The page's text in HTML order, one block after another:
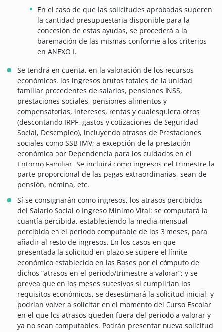
En el caso de que las solicitudes aprobadas superen
la cantidad presupuestaria disponible para la
concesión de estas ayudas, se procederá a la
baremación de las mismas conforme a los criterios
en ANEXO I.
Se tendrá en cuenta, en la valoración de los recursos
económicos, los ingresos brutos totales de la unidad
familiar procedentes de salarios, pensiones INSS,
prestaciones sociales, pensiones alimentos y
compensatorias, intereses, rentas y cualesquiera otros
(descontando IRPF, gastos y cotizaciones de Seguridad
Social, Desempleo), incluyendo atrasos de Prestaciones
sociales como SSB IMV; a excepción de la prestación
económica por Dependencia para los cuidados en el
Entorno Familiar. Se incluirá como ingresos del trimestre la
parte proporcional de las pagas extraordinarias, sean de
pensión, nómina, etc.
Sí se consignarán como ingresos, los atrasos percibidos
del Salario Social o Ingreso Mínimo Vital: se computará la
cuantía percibida, estableciendo la media mensual
percibida en el periodo computable de los 3 meses, para
añadir al resto de ingresos. En los casos en que
presentada la solicitud en plazo se supere el límite
económico establecido en las Bases por el cómputo de
dichos “atrasos en el periodo/trimestre a valorar”; y se
prevea que en los meses sucesivos sí cumplirían los
requisitos económicos, se desestimará la solicitud inicial, y
podrían volver a solicitar en el momento del Curso Escolar
en el que los atrasos queden fuera del periodo a valorar y
ya no sean computables. Podrán presentar nueva solicitud